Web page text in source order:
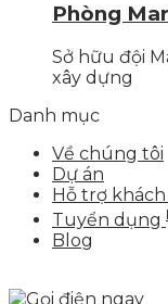
Phòng
Sở hữu đội
xây dựng
Danh mục
Về chúng tôi
Dự án
Hỗ trợ
Tuyển dụng
Blog